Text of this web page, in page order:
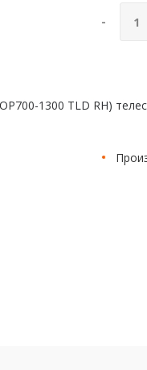
-
1300 TLD RH)